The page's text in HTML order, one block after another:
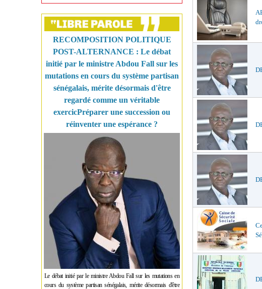
RECOMPOSITION POLITIQUE
POST-ALTERNANCE : Le débat
initié par le ministre Abdou Fall sur les
mutations en cours du système partisan
sénégalais, mérite désormais d'être
regardé comme un véritable
exercicPréparer une succession ou
réinventer une espérance ?
Le débat initié par le ministre Abdou Fall sur les mutations en
cours du système partisan sénégalais, mérite désormais d'être